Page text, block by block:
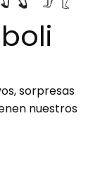
sorpresas
nuestros